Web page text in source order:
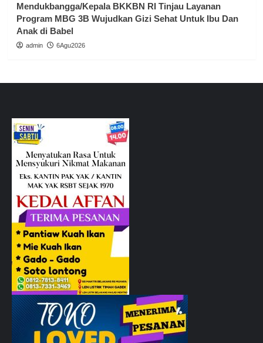
Mendukbangga/Kepala BKKBN RI Tinjau Layanan
Program MBG 3B Wujudkan Gizi Sehat Untuk Ibu Dan
Anak di Babel
admin 6Agu2026